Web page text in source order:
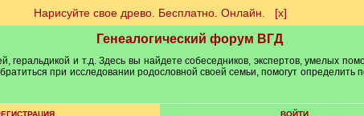
Нарисуйте свое древо. Бесплатно. Онлайн. [х]
Генеалогический форум ВГД
и т.д. Здесь вы найдете собеседников, экспертов, умелых
при исследовании родословной своей семьи, помогут
ВОЙТИ